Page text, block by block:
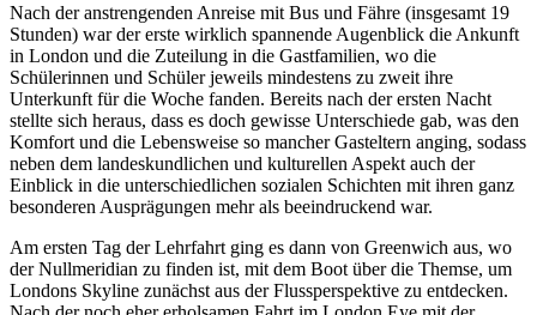
Nach der anstrengenden Anreise mit Bus und Fähre (insgesamt 19
Stunden) war der erste wirklich spannende Augenblick die Ankunft
in London und die Zuteilung in die Gastfamilien, wo die
Schülerinnen und Schüler jeweils mindestens zu zweit ihre
Unterkunft für die Woche fanden. Bereits nach der ersten Nacht
stellte sich heraus, dass es doch gewisse Unterschiede gab, was den
Komfort und die Lebensweise so mancher Gasteltern anging, sodass
neben dem landeskundlichen und kulturellen Aspekt auch der
Einblick in die unterschiedlichen sozialen Schichten mit ihren ganz
besonderen Ausprägungen mehr als beeindruckend war.
Am ersten Tag der Lehrfahrt ging es dann von Greenwich aus, wo
der Nullmeridian zu finden ist, mit dem Boot über die Themse, um
Londons Skyline zunächst aus der Flussperspektive zu entdecken.